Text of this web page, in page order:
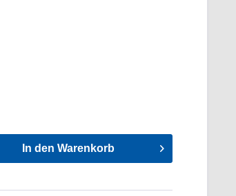
In den Warenkorb